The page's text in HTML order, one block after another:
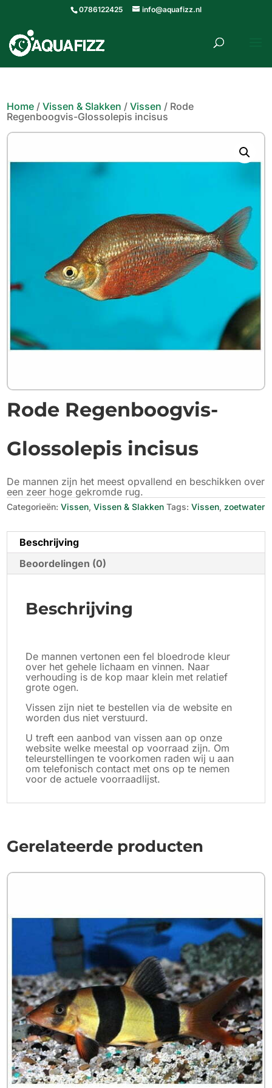
0786122425 info@aquafizz.nl
Home /Vissen & Slakken /Vissen / Rode
Regenboogvis-Glossolepis incisus
Rode Regenboogvis-
Glossolepis incisus
De mannen zijn het meest opvallend en beschikken over
een zeer hoge gekromde rug.
Categorieën:Vissen,Vissen & Slakken Tags:Vissen, zoetwater
Beschrijving
Beoordelingen (0)
Beschrijving
De mannen vertonen een fel bloedrode kleur
over het gehele lichaam en vinnen. Naar
verhouding is de kop maar klein met relatief
grote ogen.
Vissen zijn niet te bestellen via de website en
worden dus niet verstuurd.
​U treft een aanbod van vissen aan op onze
website welke meestal op voorraad zijn. Om
teleurstellingen te voorkomen raden wij u aan
om telefonisch contact met ons op te nemen
voor de actuele voorraadlijst.
Gerelateerde producten